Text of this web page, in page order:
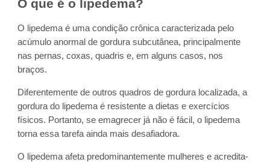
O que é o lipedema?
O lipedema é uma condição crônica caracterizada pelo
acúmulo anormal de gordura subcutânea, principalmente
nas pernas, coxas, quadris e, em alguns casos, nos
braços.
Diferentemente de outros quadros de gordura localizada, a
gordura do lipedema é resistente a dietas e exercícios
físicos. Portanto, se emagrecer já não é fácil, o lipedema
torna essa tarefa ainda mais desafiadora.
O lipedema afeta predominantemente mulheres e acredita-